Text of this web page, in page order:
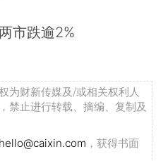
市跌逾2%
为财新传媒及/或相关权利人
禁止进行转载、摘编、复制及
hello@caixin.com ，获得书面